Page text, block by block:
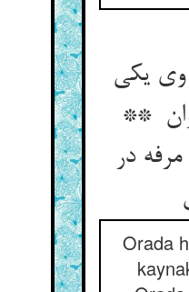
یکی
**
در
Orada